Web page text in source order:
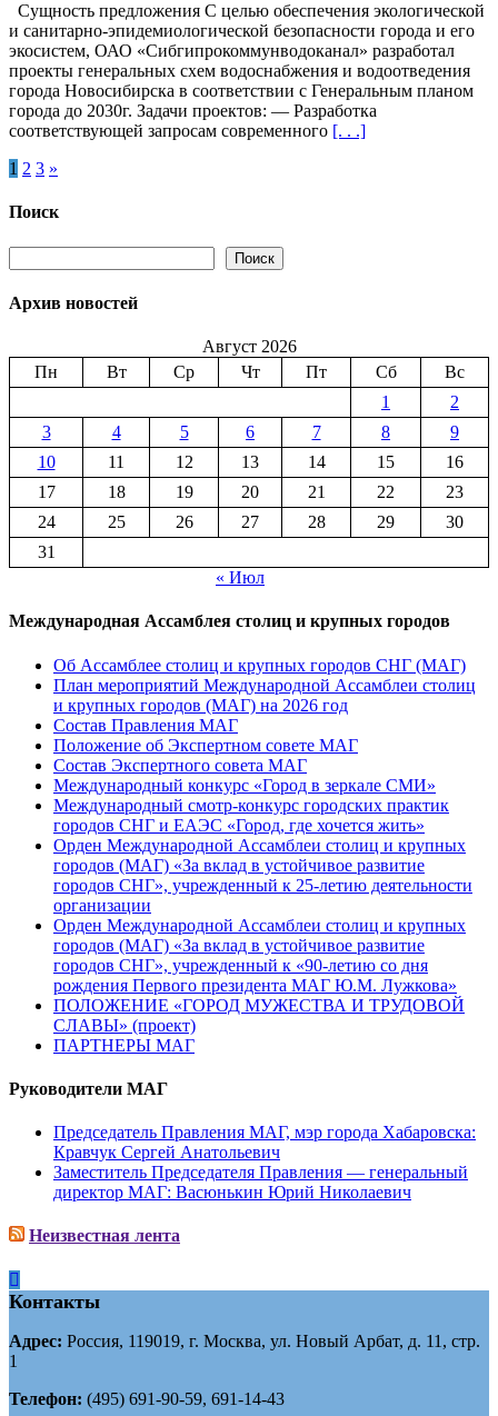
Новосибирск
—
Схемы
водоснабжения
и
водоотведения
—
88
Сущность предложения С целью обеспечения экологической
и санитарно-эпидемиологической безопасности города и его
экосистем, ОАО «Сибгипрокоммунводоканал» разработал
проекты генеральных схем водоснабжения и водоотведения
города Новосибирска в соответствии с Генеральным планом
города до 2030г. Задачи проектов: — Разработка
соответствующей запросам современного [. . .]
Пагинация
записей
1 2 3 »
Поиск
Поиск
Архив новостей
Август 2026
Пн
Вт Ср Чт Пт Сб
Вс
1
2
3
4 5 6 7 8
9
10
11 12 13 14 15
16
17
18 19 20 21 22
23
24
25 26 27 28 29
30
31
« Июл
Международная Ассамблея столиц и крупных городов
Об Ассамблее столиц и крупных городов СНГ (МАГ)
План мероприятий Международной Ассамблеи столиц
и крупных городов (МАГ) на 2026 год
Состав Правления МАГ
Положение об Экспертном совете МАГ
Состав Экспертного совета МАГ
Международный конкурс «Город в зеркале СМИ»
Международный смотр-конкурс городских практик
городов СНГ и ЕАЭС «Город, где хочется жить»
Орден Международной Ассамблеи столиц и крупных
городов (МАГ) «За вклад в устойчивое развитие
городов СНГ», учрежденный к 25-летию деятельности
организации
Орден Международной Ассамблеи столиц и крупных
городов (МАГ) «За вклад в устойчивое развитие
городов СНГ», учрежденный к «90-летию со дня
рождения Первого президента МАГ Ю.М. Лужкова»
ПОЛОЖЕНИЕ «ГОРОД МУЖЕСТВА И ТРУДОВОЙ
СЛАВЫ» (проект)
ПАРТНЕРЫ МАГ
Руководители МАГ
Председатель Правления МАГ, мэр города Хабаровска:
Кравчук Сергей Анатольевич
Заместитель Председателя Правления — генеральный
директор МАГ: Васюнькин Юрий Николаевич
Неизвестная лента
Контакты
Адрес: Россия, 119019, г. Москва, ул. Новый Арбат, д. 11, стр.
1
Телефон: (495) 691-90-59, 691-14-43